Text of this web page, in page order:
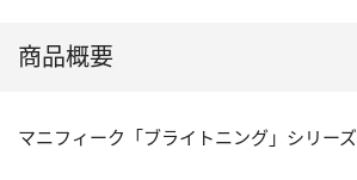
商品概要
マニフィーク「ブライトニング」シリーズ